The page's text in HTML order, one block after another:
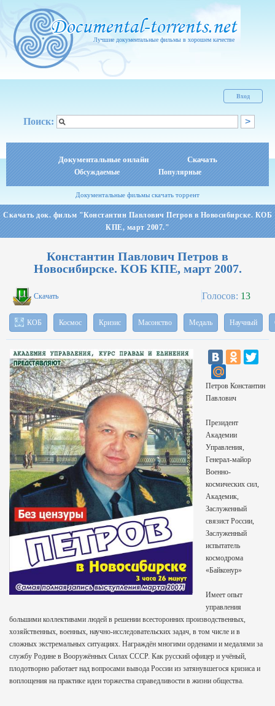
Лучшие документальные фильмы в хорошем качестве
Вход
Поиск:
Документальные онлайн Скачать
Обсуждаемые Популярные
Документальные фильмы скачать торрент
Скачать док. фильм "Константин Павлович Петров в Новосибирске. КОБ
КПЕ, март 2007."
Константин Павлович Петров в
Новосибирске. КОБ КПЕ, март 2007.
Скачать Голосов: 13
КОБ Космос Кризис Масонство Медаль Научный
Петров Константин
Павлович
Президент
Академии
Управления,
Генерал-майор
Военно-
космических сил,
Академик,
Заслуженный
связист России,
Заслуженный
испытатель
космодрома
«Байконур»
Имеет опыт
управления
большими коллективами людей в решении всесторонних производственных,
хозяйственных, военных, научно-исследовательских задач, в том числе и в
сложных экстремальных ситуациях. Награждён многими орденами и медалями за
службу Родине в Вооружённых Силах СССР. Как русский офицер и учёный,
плодотворно работает над вопросами вывода России из затянувшегося кризиса и
воплощения на практике идеи торжества справедливости в жизни общества.